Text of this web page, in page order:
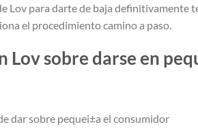
Lov para darte de baja definitivamente
el procedimiento camino a paso.
Lov sobre darse en
dar sobre pequei±a el consumidor